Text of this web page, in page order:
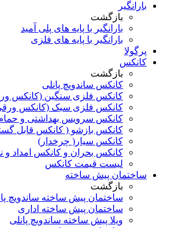
بارانگیر
بازگشت
بارانگیر با پایه های پلی آمید
بارانگیر با پایه های فلزی
پرگولا
کانکس
بازگشت
کانکس ساندویچ پانلی
کانکس فلزی سنگین (کانکس
کانکس فلزی سبک (کانکس
کانکس سرویس بهداشتی و
کانکس بازشو ( کانکس قابل
کانکس سیار( چرخدار)
کانکس بحران و کانکس امداد و
لیست قیمت کانکس
ساختمان پیش ساخته
بازگشت
ساختمان پیش ساخته ساندویچ
ساختمان پیش ساخته اداری
ویلا پیش ساخته ساندویچ پانلی